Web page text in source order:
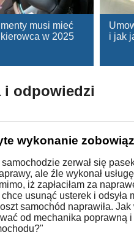
musi mieć
w 2025
i jak
i odpowiedzi
wykonanie
zerwał się
ale źle wykonał
iż zapłaciłam za
usunąć usterek i odsyła
samochód naprawiła.
od mechanika poprawną